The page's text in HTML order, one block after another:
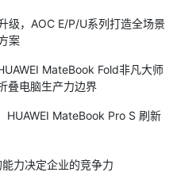
级，AOC E/P/U系列打造全场景
案
MateBook Fold非凡大师
叠电脑生产力边界
HUAWEI MateBook Pro S 刷新
力决定企业的竞争力